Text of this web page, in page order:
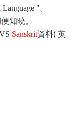
"。
知曉。
VS Sanskrit資料( 英